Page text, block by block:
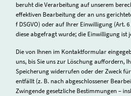
beruht die Verarbeitung auf unserem
effektiven Bearbeitung der an uns
f DSGVO) oder auf Ihrer Einwilligung (Art. 6
diese abgefragt wurde; die Einwilligung ist
Die von Ihnen im Kontaktformular
uns, bis Sie uns zur Löschung auffordern,
Speicherung widerrufen oder der Zweck
entfällt (z. B. nach abgeschlossener
Zwingende gesetzliche Bestimmungen –